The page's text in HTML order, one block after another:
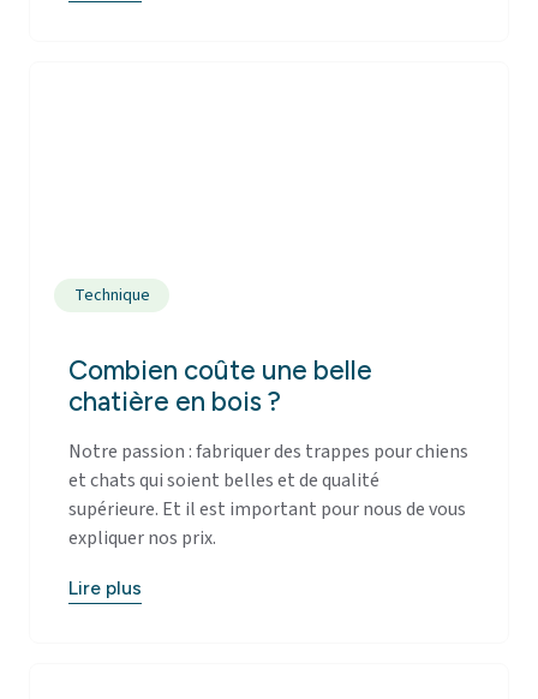
Technique
Combien coûte une belle
chatière en bois ?
Notre passion : fabriquer des trappes pour chiens
et chats qui soient belles et de qualité
supérieure. Et il est important pour nous de vous
expliquer nos prix.
Lire plus